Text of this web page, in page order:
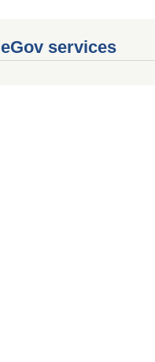
eGov services